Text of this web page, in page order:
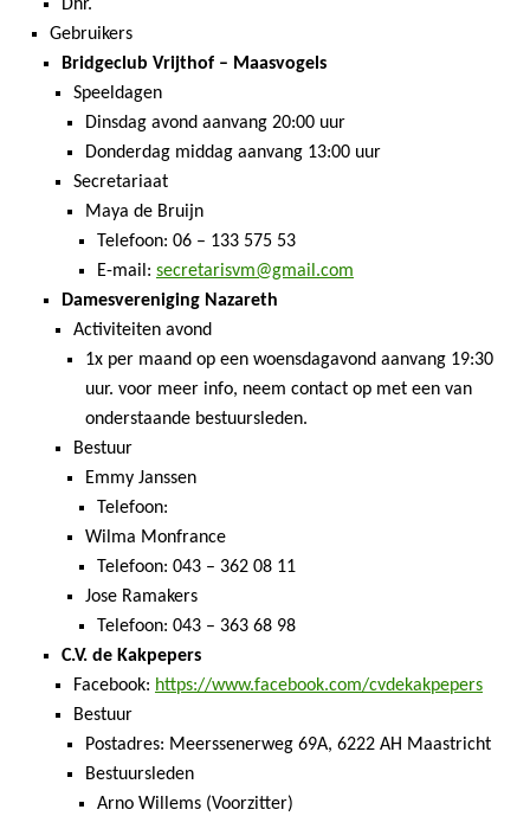
Dhr.
Gebruikers
Bridgeclub Vrijthof – Maasvogels
Speeldagen
Dinsdag avond aanvang 20:00 uur
Donderdag middag aanvang 13:00 uur
Secretariaat
Maya de Bruijn
Telefoon: 06 – 133 575 53
E-mail: secretarisvm@gmail.com
Damesvereniging Nazareth
Activiteiten avond
1x per maand op een woensdagavond aanvang 19:30
uur. voor meer info, neem contact op met een van
onderstaande bestuursleden.
Bestuur
Emmy Janssen
Telefoon:
Wilma Monfrance
Telefoon: 043 – 362 08 11
Jose Ramakers
Telefoon: 043 – 363 68 98
C.V. de Kakpepers
Facebook: https://www.facebook.com/cvdekakpepers
Bestuur
Postadres: Meerssenerweg 69A, 6222 AH Maastricht
Bestuursleden
Arno Willems (Voorzitter)